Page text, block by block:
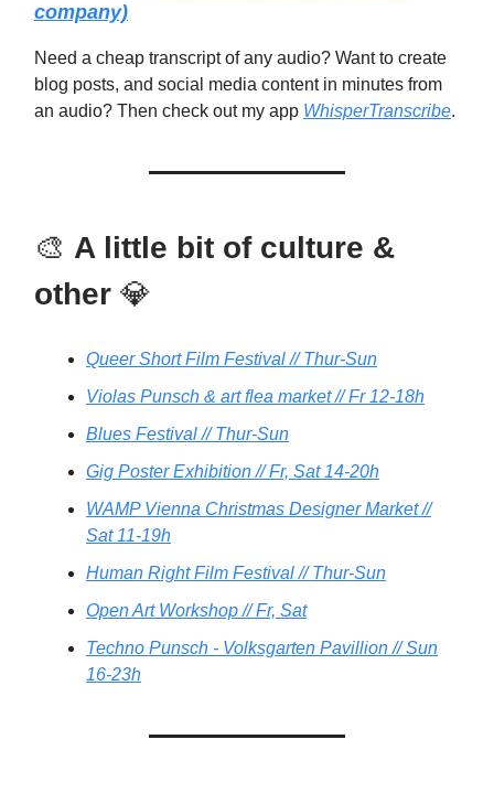
company)
Need a cheap transcript of any audio? Want to create
blog posts, and social media content in minutes from
an audio? Then check out my app WhisperTranscribe.
🎨 A little bit of culture &
other 💎
Queer Short Film Festival // Thur-Sun
Violas Punsch & art flea market // Fr 12-18h
Blues Festival // Thur-Sun
Gig Poster Exhibition // Fr, Sat 14-20h
WAMP Vienna Christmas Designer Market //
Sat 11-19h
Human Right Film Festival // Thur-Sun
Open Art Workshop // Fr, Sat
Techno Punsch - Volksgarten Pavillion // Sun
16-23h